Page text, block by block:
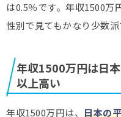
は0.5％です。年収1500万
性別で見てもかなり少数派
年収1500万円は日
以上高い
年収1500万円は、 日本の